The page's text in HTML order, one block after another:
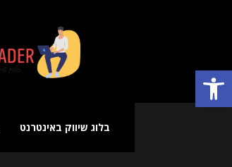
פתח סרגל נגישות
שיווק
באינטרנט
בלוג שיווק באינטרנט